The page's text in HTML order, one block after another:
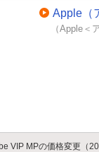
Apple（
（Apple＜
VIP MPの価格変更（